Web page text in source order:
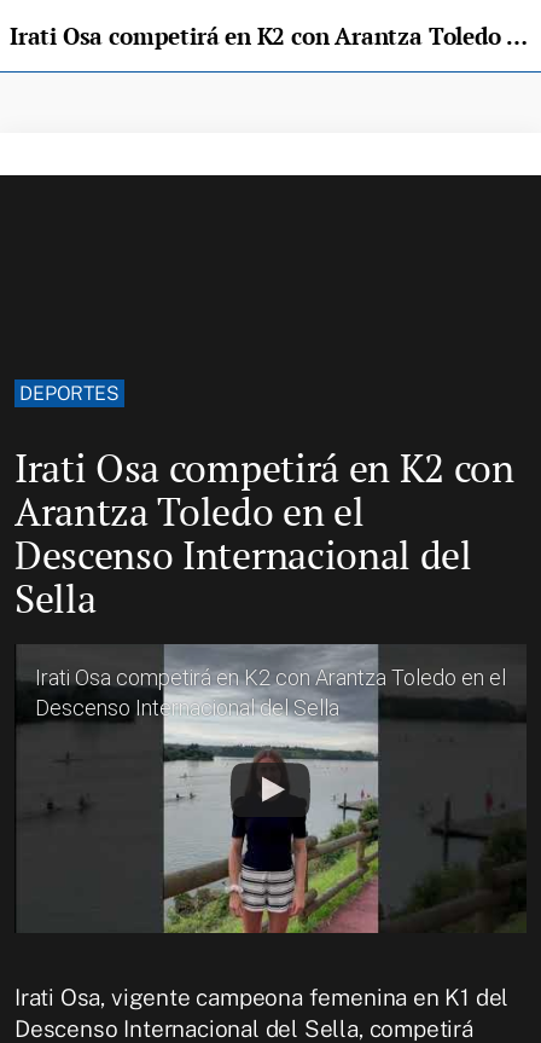
Irati Osa competirá en K2 con Arantza Toledo en el Descenso Internacional del Sella
DEPORTES
Irati Osa competirá en K2 con
Arantza Toledo en el
Descenso Internacional del
Sella
Irati Osa competirá en K2 con Arantza Toledo en el
Descenso Internacional del Sella
Irati Osa, vigente campeona femenina en K1 del
Descenso Internacional del Sella, competirá